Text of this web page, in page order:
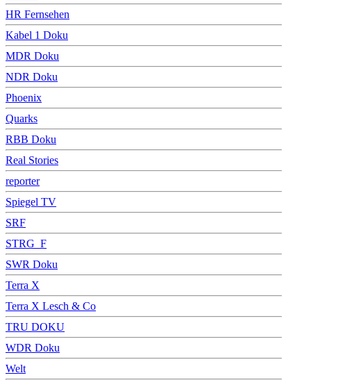
HR Fernsehen
Kabel 1 Doku
MDR Doku
NDR Doku
Phoenix
Quarks
RBB Doku
Real Stories
reporter
Spiegel TV
SRF
STRG_F
SWR Doku
Terra X
Terra X Lesch & Co
TRU DOKU
WDR Doku
Welt